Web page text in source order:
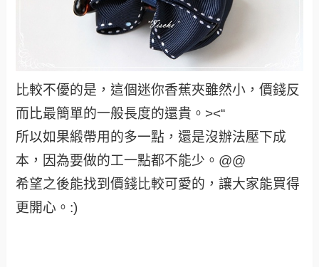
比較不優的是，這個迷你香蕉夾雖然小，價錢反
而比最簡單的一般長度的還貴。><“
所以如果緞帶用的多一點，還是沒辦法壓下成
本，因為要做的工一點都不能少。@@
希望之後能找到價錢比較可愛的，讓大家能買得
更開心。:)